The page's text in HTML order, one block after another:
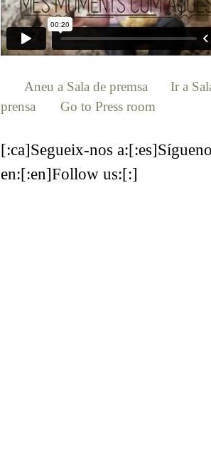
Aneu a Sala de premsa[:es] Ir a
prensa[:en] Go to Press room[:]
[:ca]Segueix-nos
en:[:en]Follow us:[:]